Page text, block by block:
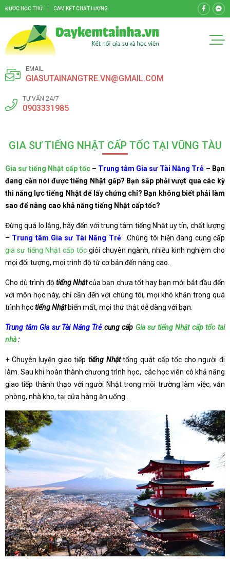
ĐƯỢC HỌC THỬ CAM KẾT CHẤT LƯỢNG
EMAIL
GIASUTAINANGTRE.VN@GMAIL.COM
TƯ VẤN 24/7
0903331985
GIA SƯ TIẾNG NHẬT CẤP TỐC TẠI VŨNG TÀU
Gia sư tiếng Nhật cấp tốc– Trung tâm Gia sư Tài Năng Trẻ – Bạn
đang cần nói được tiếng Nhật gấp? Bạn sắp phải vượt qua các kỳ
thi năng lực tiếng Nhật để lấy chứng chỉ? Bạn không biết phải làm
sao để nâng cao khả năng tiếng Nhật cấp tốc?
Đừng quá lo lắng, hãy đến với trung tâm tiếng Nhật uy tín, chất lượng
– Trung tâm Gia sư Tài Năng Trẻ. Chúng tôi hiện đang cung cấp
gia sư tiếng Nhật cấp tốc giỏi chuyên ngành, nhiều kinh nghiệm cho
mọi đối tượng, mọi trình độ từ cơ bản đến nâng cao.
Cho dù trình độtiếng Nhậtcủa bạn chưa tốt hay bạn mới bắt đầu đến
với môn học này, chỉ cần đến với chúng tôi, mọi khó khăn trong quá
trình họctiếng Nhậtbiến mất, mọi thứ thật dễ dàng với bạn.
Trung tâm Gia sư Tài Năng Trẻcung cấp Gia sư tiếng Nhật cấp tốc tai
nhà:
+ Chuyên luyện giao tiếptiếng Nhậttổng quát cấp tốc cho người đi
làm. Sau khi hoàn thành chương trình học, các học viên có khả năng
giao tiếp thành thạo với người Nhật trong môi trường làm việc, văn
phòng, nhà kho, tại cửa hàng ăn uống…